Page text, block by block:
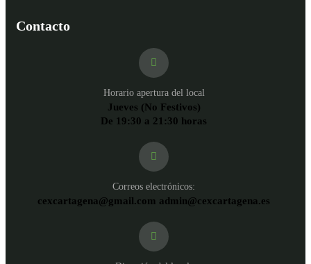
Contacto
Horario apertura del local
Jueves (No Festivos)
De 19:30 a 21:30 horas
Correos electrónicos:
cexcartagena@gmail.com admin@cexcartagena.es